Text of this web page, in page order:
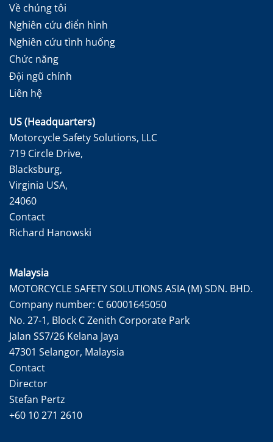
Về chúng tôi
Nghiên cứu điển hình
Nghiên cứu tình huống
Chức năng
Đội ngũ chính
Liên hệ
US (Headquarters)
Motorcycle Safety Solutions, LLC
719 Circle Drive,
Blacksburg,
Virginia USA,
24060
Contact
Richard Hanowski
Malaysia
MOTORCYCLE SAFETY SOLUTIONS ASIA (M) SDN. BHD.
Company number: C 60001645050
No. 27-1, Block C Zenith Corporate Park
Jalan SS7/26 Kelana Jaya
47301 Selangor, Malaysia
Contact
Director
Stefan Pertz
+60 10 271 2610